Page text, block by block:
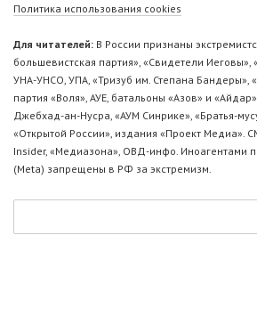
Политика использования cookies
Для читателей: В России признаны
большевистская партия», «Свидетели
УНА-УНСО, УПА, «Тризуб им. Степана Бандеры»,
партия «Воля», АУЕ, батальоны «Азов» и
Джебхад-ан-Нусра, «АУМ Синрике», «Братья-
«Открытой России», издания «Проект Медиа».
Insider, «Медиазона», ОВД-инфо. Иноагентами
(Metа) запрещены в РФ за экстремизм.